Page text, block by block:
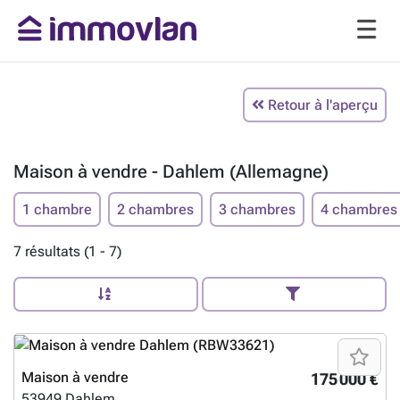
Retour à l'aperçu
Maison à vendre - Dahlem (Allemagne)
1 chambre 2 chambres 3 chambres 4 chambres
7 résultats (1 - 7)
175 000 €
Maison à vendre